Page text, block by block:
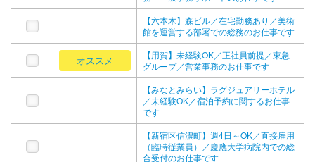
【六本木】森ビル／在宅勤務あり／美術
館を運営する部署での総務のお仕事です
オススメ
【用賀】未経験OK／正社員前提／東急
グループ／営業事務のお仕事です
【みなとみらい】ラグジュアリーホテル
／未経験OK／宿泊予約に関するお仕事
です
【新宿区信濃町】週4日～OK／直接雇用
（臨時従業員）／慶應大学病院内での総
合受付のお仕事です